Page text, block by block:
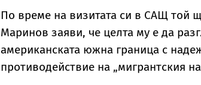
По време на визитата си в САЩ той
Маринов заяви, че целта му е да
американската южна граница с
противодействие на „мигрантския